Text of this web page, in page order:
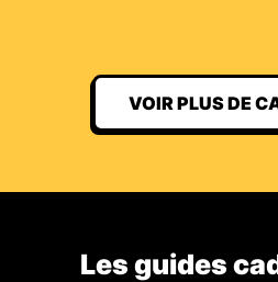
VOIR PLUS DE
Les guides